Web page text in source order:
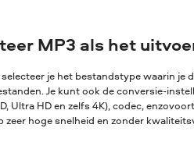
MP3 als het
selecteer je het bestandstype waarin je
Je kunt ook de conversie-
Ultra HD en zelfs 4K), codec,
zeer hoge snelheid en zonder